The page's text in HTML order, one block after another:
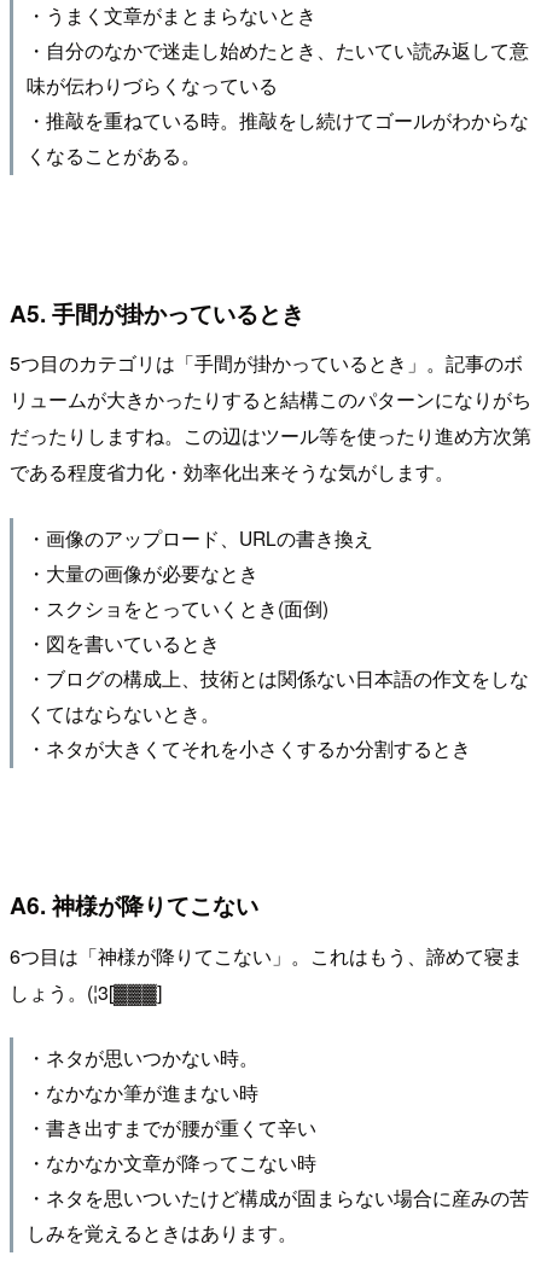
・うまく文章がまとまらないとき
・自分のなかで迷走し始めたとき、たいてい読み返して意
味が伝わりづらくなっている
・推敲を重ねている時。推敲をし続けてゴールがわからな
くなることがある。
A5. 手間が掛かっているとき
5つ目のカテゴリは「手間が掛かっているとき」。記事のボ
リュームが大きかったりすると結構このパターンになりがち
だったりしますね。この辺はツール等を使ったり進め方次第
である程度省力化・効率化出来そうな気がします。
・画像のアップロード、URLの書き換え
・大量の画像が必要なとき
・スクショをとっていくとき(面倒)
・図を書いているとき
・ブログの構成上、技術とは関係ない日本語の作文をしな
くてはならないとき。
・ネタが大きくてそれを小さくするか分割するとき
A6. 神様が降りてこない
6つ目は「神様が降りてこない」。これはもう、諦めて寝ま
しょう。(¦3[▓▓▓]
・ネタが思いつかない時。
・なかなか筆が進まない時
・書き出すまでが腰が重くて辛い
・なかなか文章が降ってこない時
・ネタを思いついたけど構成が固まらない場合に産みの苦
しみを覚えるときはあります。